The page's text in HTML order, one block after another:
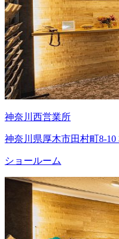
神奈川西営業所
神奈川県厚木市田村町8-
ショールーム